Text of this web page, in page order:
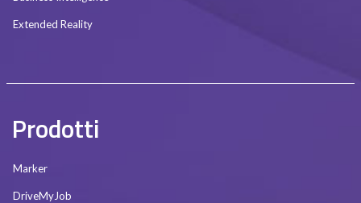
Extended Reality
Prodotti
Marker
DriveMyJob